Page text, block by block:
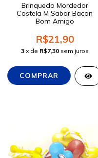
Brinquedo Mordedor
Costela M Sabor Bacon
Bom Amigo
R$21,90
3 x de R$7,30 sem juros